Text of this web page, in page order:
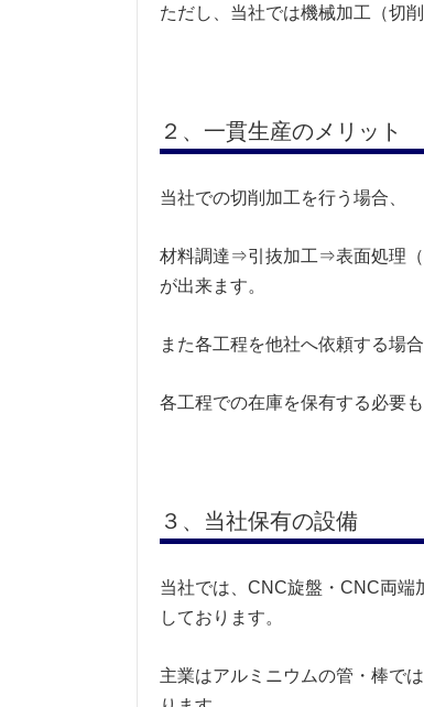
ただし、当社では機械加工（切
２、一貫生産のメリット
当社での切削加工を行う場合、
材料調達⇒引抜加工⇒表面処理
が出来ます。
また各工程を他社へ依頼する場
各工程での在庫を保有する必要も
３、当社保有の設備
当社では、CNC旋盤・CNC両端
しております。
主業はアルミニウムの管・棒で